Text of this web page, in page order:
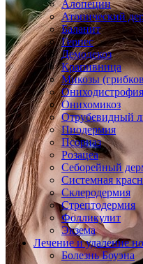
Алопеции
Атопический
Баланит
Герпес
Демодекоз
Крапивница
Микозы
Ониходистрофия
Онихомикоз
Отрубевидный
Пиодермия
Псориаз
Розацеа
Себорейный
Системная
Склеродермия
Стрептодермия
Фолликулит
Экзема
Лечение и удаление
Болезнь Боуэна